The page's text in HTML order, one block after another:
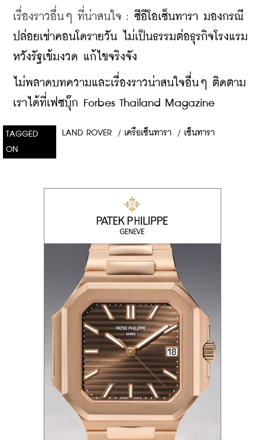
เรื่องราวอื่นๆ ที่น่าสนใจ : ซีอีโอเซ็นทารา มองกรณี
ปล่อยเช่าคอนโดรายวัน ไม่เป็นธรรมต่อธุรกิจโรงแรม
หวังรัฐเข้มงวด แก้ไขจริงจัง
ไม่พลาดบทความและเรื่องราวน่าสนใจอื่นๆ ติดตาม
เราได้ที่เฟซบุ๊ก Forbes Thailand Magazine
TAGGED
ON
LAND ROVER / เครือเซ็นทารา / เซ็นทารา